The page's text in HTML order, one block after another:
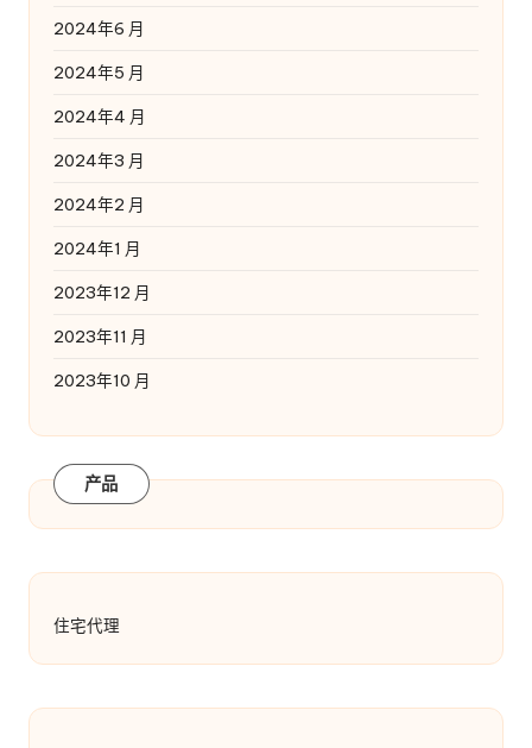
2024年6 月
2024年5 月
2024年4 月
2024年3 月
2024年2 月
2024年1 月
2023年12 月
2023年11 月
2023年10 月
产品
住宅代理